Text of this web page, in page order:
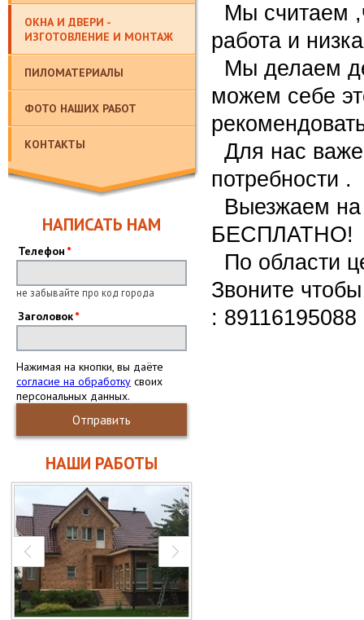
ОКНА И ДВЕРИ -
ИЗГОТОВЛЕНИЕ И МОНТАЖ
ПИЛОМАТЕРИАЛЫ
ФОТО НАШИХ РАБОТ
КОНТАКТЫ
НАПИСАТЬ НАМ
Телефон
не забывайте про код города
Заголовок
Нажимая на кнопки, вы даёте
согласие на обработку своих
персональных данных.
Отправить
НАШИ РАБОТЫ
Мы считаем
работа и
Мы делаем
можем себе
Для нас
потребности .
Выезжаем на
БЕСПЛАТНО!
По области
Звоните
: 89116195088